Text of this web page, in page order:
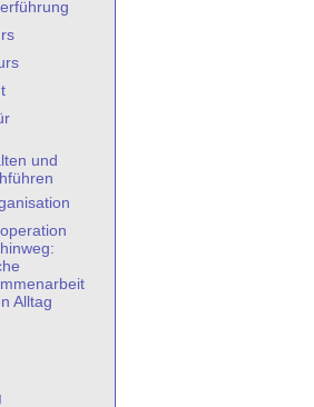
und
Alltag